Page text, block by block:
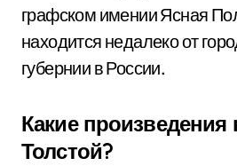
графском имении Ясная
находится недалеко от
губернии в России.
Какие произведения
Толстой?